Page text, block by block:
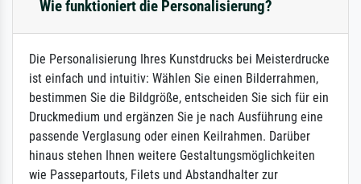
Wie funktioniert die Personalisierung?
Die Personalisierung Ihres Kunstdrucks bei Meisterdrucke
ist einfach und intuitiv: Wählen Sie einen Bilderrahmen,
bestimmen Sie die Bildgröße, entscheiden Sie sich für ein
Druckmedium und ergänzen Sie je nach Ausführung eine
passende Verglasung oder einen Keilrahmen. Darüber
hinaus stehen Ihnen weitere Gestaltungsmöglichkeiten
wie Passepartouts, Filets und Abstandhalter zur